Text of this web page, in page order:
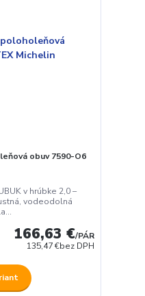
obuv 7590-O6
v hrúbke 2,0 –
vodeodolná
166,63 €/PÁR
135,47 €bez DPH